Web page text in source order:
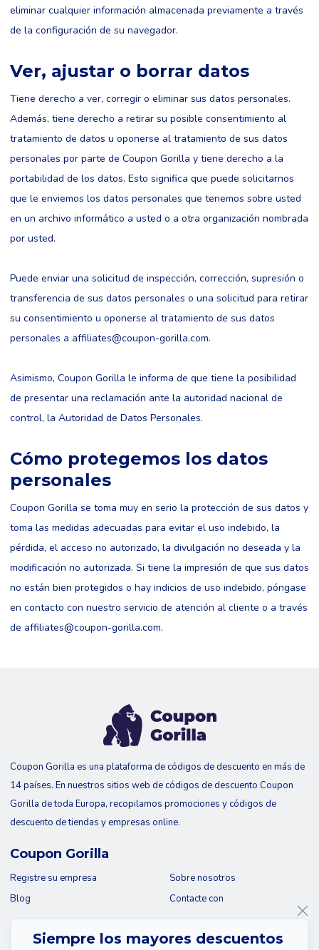
eliminar cualquier información almacenada previamente a través
de la configuración de su navegador.
Ver, ajustar o borrar datos
Tiene derecho a ver, corregir o eliminar sus datos personales.
Además, tiene derecho a retirar su posible consentimiento al
tratamiento de datos u oponerse al tratamiento de sus datos
personales por parte de Coupon Gorilla y tiene derecho a la
portabilidad de los datos. Esto significa que puede solicitarnos
que le enviemos los datos personales que tenemos sobre usted
en un archivo informático a usted o a otra organización nombrada
por usted.
Puede enviar una solicitud de inspección, corrección, supresión o
transferencia de sus datos personales o una solicitud para retirar
su consentimiento u oponerse al tratamiento de sus datos
personales a affiliates@coupon-gorilla.com.
Asimismo, Coupon Gorilla le informa de que tiene la posibilidad
de presentar una reclamación ante la autoridad nacional de
control, la Autoridad de Datos Personales.
Cómo protegemos los datos
personales
Coupon Gorilla se toma muy en serio la protección de sus datos y
toma las medidas adecuadas para evitar el uso indebido, la
pérdida, el acceso no autorizado, la divulgación no deseada y la
modificación no autorizada. Si tiene la impresión de que sus datos
no están bien protegidos o hay indicios de uso indebido, póngase
en contacto con nuestro servicio de atención al cliente o a través
de affiliates@coupon-gorilla.com.
Siempre los mayores descuentos
Coupon Gorilla es una plataforma de códigos de descuento en más de
14 países. En nuestros sitios web de códigos de descuento Coupon
Gorilla de toda Europa, recopilamos promociones y códigos de
descuento de tiendas y empresas online.
Coupon Gorilla
Registre su empresa
Blog
Sobre nosotros
Contacte con